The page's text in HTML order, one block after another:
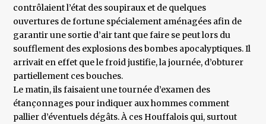
contrôlaient l’état des soupiraux et de quelques
ouvertures de fortune spécialement aménagées afin de
garantir une sortie d’air tant que faire se peut lors du
soufflement des explosions des bombes apocalyptiques. Il
arrivait en effet que le froid justifie, la journée, d’obturer
partiellement ces bouches.
Le matin, ils faisaient une tournée d’examen des
étançonnages pour indiquer aux hommes comment
pallier d’éventuels dégâts. À ces Houffalois qui, surtout